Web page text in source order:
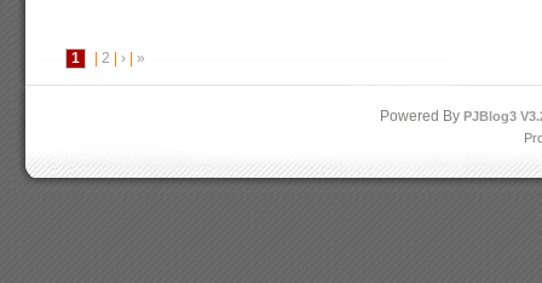
1 2 › »
Powered By PJBlog3